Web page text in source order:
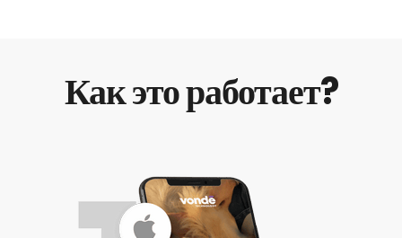
Как это работает?